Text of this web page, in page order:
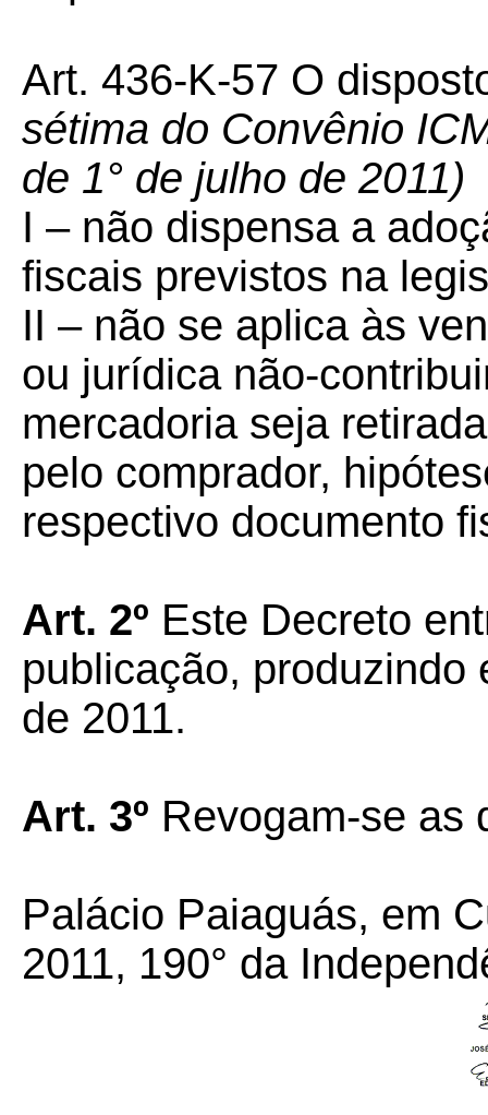
Art. 436-K-57 O
sétima do Convênio
de 1° de julho de 2011)
I – não dispensa a
fiscais previstos na
II – não se aplica às
ou jurídica não-
mercadoria seja
pelo comprador,
respectivo documento
Art. 2º Este Decreto
publicação, produzindo
de 2011.
Art. 3º Revogam-se as
Palácio Paiaguás, em
2011, 190° da